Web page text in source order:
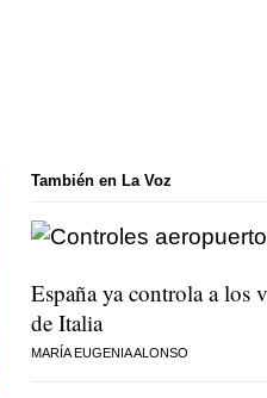
También en La Voz
España ya controla a los
de Italia
MARÍA EUGENIA ALONSO